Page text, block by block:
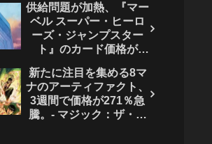
供給問題が加熱、『マー
ベル スーパー・ヒーロ
ーズ・ジャンプスター
ト』のカード価格が
ク：ザ・ギャザリング
新たに注目を集める8マ
ナのアーティファクト、
3週間で価格が271％急
騰。- マジック：ザ・ギ